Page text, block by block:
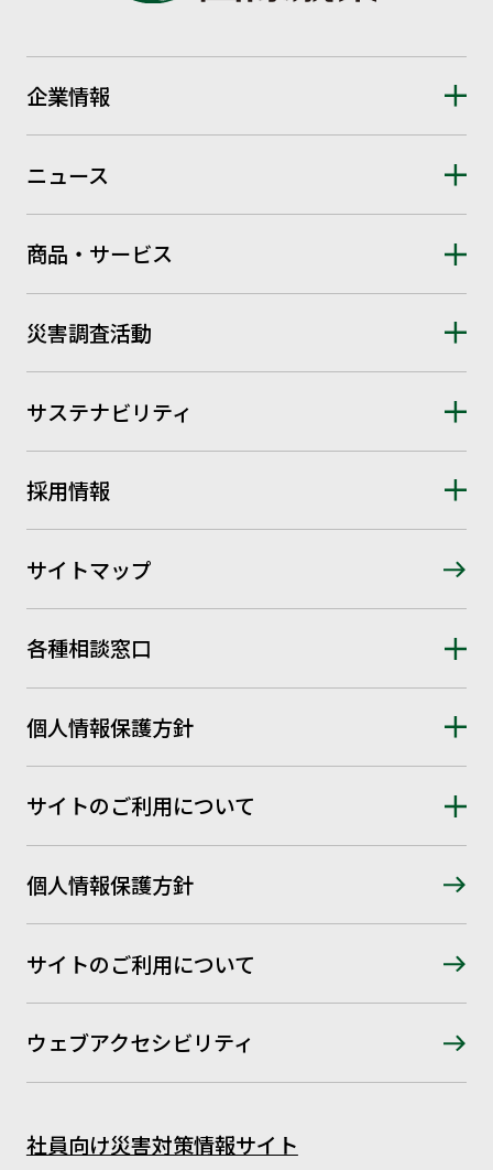
企業情報
ニュース
商品・サービス
災害調査活動
サステナビリティ
採用情報
サイトマップ
各種相談窓口
個人情報保護方針
サイトのご利用について
個人情報保護方針
サイトのご利用について
ウェブアクセシビリティ
社員向け災害対策情報サイト